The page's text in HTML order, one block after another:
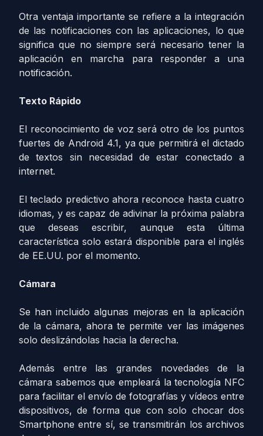
Otra ventaja importante se refiere a la integración
de las notificaciones con las aplicaciones, lo que
significa que no siempre será necesario tener la
aplicación en marcha para responder a una
notificación.
Texto Rápido
El reconocimiento de voz será otro de los puntos
fuertes de Android 4.1, ya que permitirá el dictado
de textos sin necesidad de estar conectado a
internet.
El teclado predictivo ahora reconoce hasta cuatro
idiomas, y es capaz de adivinar la próxima palabra
que deseas escribir, aunque esta última
característica solo estará disponible para el inglés
de EE.UU. por el momento.
Cámara
Se han incluido algunas mejoras en la aplicación
de la cámara, ahora te permite ver las imágenes
solo deslizándolas hacia la derecha.
Además entre las grandes novedades de la
cámara sabemos que empleará la tecnología NFC
para facilitar el envío de fotografías y vídeos entre
dispositivos, de forma que con solo chocar dos
Smartphone entre sí, se transmitirán los archivos